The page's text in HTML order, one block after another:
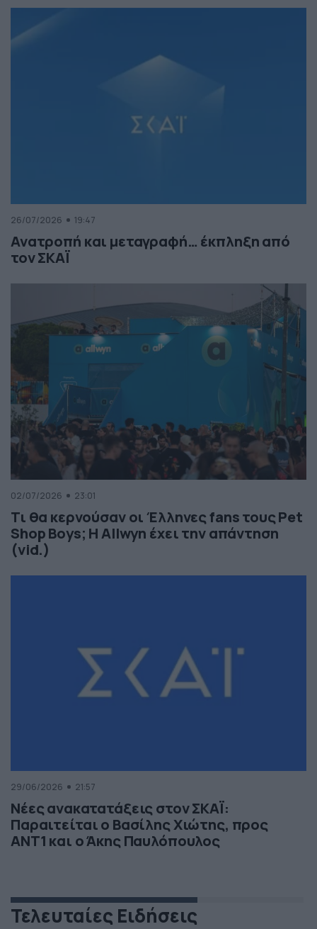
26/07/2026 19:47
Ανατροπή και μεταγραφή… έκπληξη από
τον ΣΚΑΪ
02/07/2026 23:01
Τι θα κερνούσαν οι Έλληνες fans τους Pet
Shop Boys; Η Allwyn έχει την απάντηση
(vid.)
29/06/2026 21:57
Νέες ανακατατάξεις στον ΣΚΑΪ:
Παραιτείται ο Βασίλης Χιώτης, προς
ΑΝΤ1 και ο Άκης Παυλόπουλος
Τελευταίες Ειδήσεις